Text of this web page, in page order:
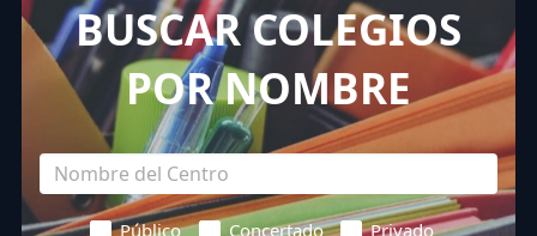
BUSCAR COLEGIOS
POR NOMBRE
Público Concertado
Privado